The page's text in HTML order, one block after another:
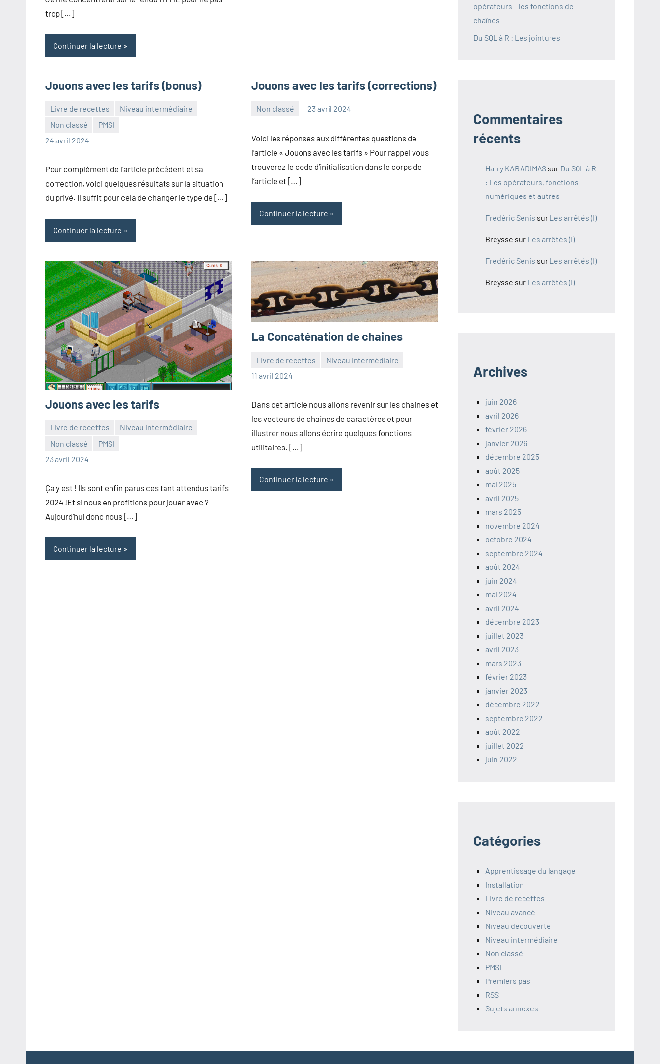
trop […]
Continuer la lecture
Jouons avec les tarifs (bonus)
Livre de recettes
Niveau intermédiaire
Non classé
PMSI
24 avril 2024
Frédéric
Senis
Aucun
commentaire
Pour complément de l’article précédent et sa
correction, voici quelques résultats sur la situation
du privé. Il suffit pour cela de changer le type de […]
Continuer la lecture
Jouons avec les tarifs (corrections)
Non classé 23 avril 2024
Voici les réponses aux différentes questions de
l’article « Jouons avec les tarifs » Pour rappel vous
trouverez le code d’initialisation dans le corps de
l’article et […]
Continuer la lecture
Jouons avec les tarifs
Livre de recettes
Niveau intermédiaire
Non classé
PMSI
23 avril 2024
Frédéric
Senis
Aucun
commentaire
Ça y est ! Ils sont enfin parus ces tant attendus tarifs
2024 !Et si nous en profitions pour jouer avec ?
Aujourd’hui donc nous […]
Continuer la lecture
La Concaténation de chaines
Livre de recettes
Niveau intermédiaire
11 avril 2024
Frédéric
Aucun
Dans cet article nous allons revenir sur les chaines et
les vecteurs de chaines de caractères et pour
illustrer nous allons écrire quelques fonctions
utilitaires. […]
Continuer la lecture
opérateurs – les fonctions de
chaînes
Du SQL à R : Les jointures
Commentaires
récents
Harry KARADIMAS sur Du SQL à R
: Les opérateurs, fonctions
numériques et autres
Frédéric Senis sur Les arrêtés (I)
Breysse sur Les arrêtés (I)
Frédéric Senis sur Les arrêtés (I)
Breysse sur Les arrêtés (I)
Archives
juin 2026
avril 2026
février 2026
janvier 2026
décembre 2025
août 2025
mai 2025
avril 2025
mars 2025
novembre 2024
octobre 2024
septembre 2024
août 2024
juin 2024
mai 2024
avril 2024
décembre 2023
juillet 2023
avril 2023
mars 2023
février 2023
janvier 2023
décembre 2022
septembre 2022
août 2022
juillet 2022
juin 2022
Catégories
Apprentissage du langage
Installation
Livre de recettes
Niveau avancé
Niveau découverte
Niveau intermédiaire
Non classé
PMSI
Premiers pas
RSS
Sujets annexes